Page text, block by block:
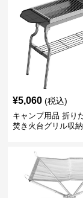
¥5,060 (税込)
キャンプ用品 折り
焚き火台グリル収